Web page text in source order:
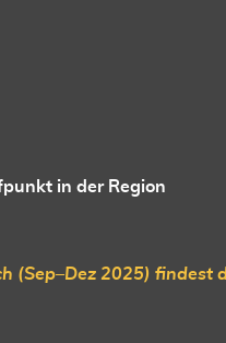
in der Region
(Sep–Dez 2025)